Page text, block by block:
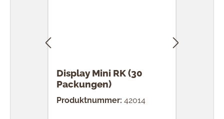
Display Mini RK (30
Packungen)
Produktnummer: 42014